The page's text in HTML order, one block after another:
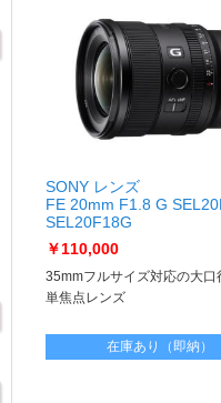
SONY レンズ
FE 20mm F1.8 G
SEL20F18G
￥110,000
35mmフルサイズ対応の大口
単焦点レンズ
在庫あり（即納）